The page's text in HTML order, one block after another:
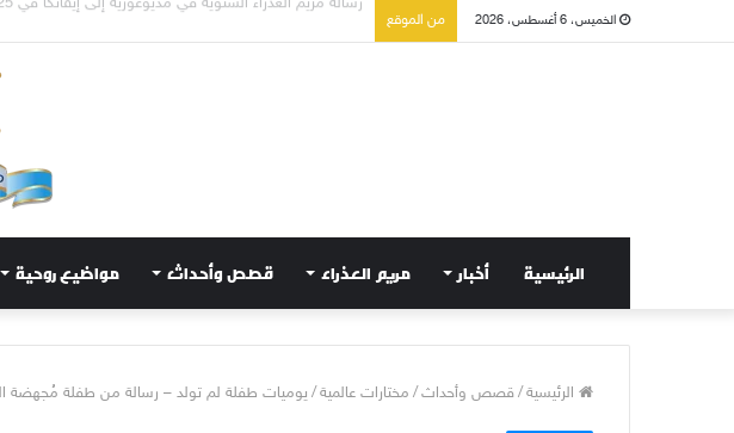
الخميس، 6 أغسطس، 2026 من الموقع
الرئيسية أخبار مريم العذراء قصص وأحداث مواضيع روحية
الرئيسية/قصص وأحداث/ مختارات عالمية/ يوميات طفلة لم تولد – رسالة من طفلة مُجهضة